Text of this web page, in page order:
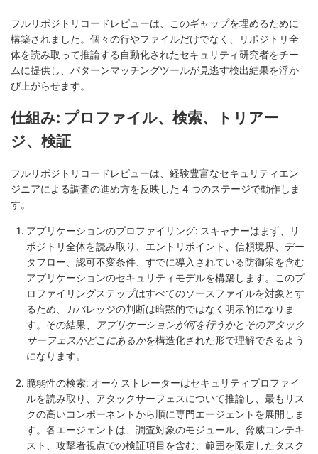
フルリポジトリコードレビューは、このギャップを埋めるために
構築されました。個々の行やファイルだけでなく、リポジトリ全
体を読み取って推論する自動化されたセキュリティ研究者をチー
ムに提供し、パターンマッチングツールが見逃す検出結果を浮か
び上がらせます。
仕組み: プロファイル、検索、トリアー
ジ、検証
フルリポジトリコードレビューは、経験豊富なセキュリティエン
ジニアによる調査の進め方を反映した 4 つのステージで動作しま
す。
アプリケーションのプロファイリング: スキャナーはまず、リ
ポジトリ全体を読み取り、エントリポイント、信頼境界、デー
タフロー、認可不変条件、すでに導入されている防御策を含む
アプリケーションのセキュリティモデルを構築します。このプ
ロファイリングステップはすべてのソースファイルを対象とす
るため、カバレッジの判断は暗黙的ではなく明示的になりま
す。その結果、
アプリケーションが何を行うかと そのアタック
サーフェスがどこにあるかを構造化された形で理解できるよう
になります。
脆弱性の検索: オーケストレーターはセキュリティプロファイ
ルを読み取り、アタックサーフェスについて推論し、最もリス
クの高いコンポーネントから順に専門エージェントを展開しま
す。各エージェントは、調査対象のモジュール、脅威コンテキ
スト、攻撃者視点での検証項目を含む、範囲を限定したタスク